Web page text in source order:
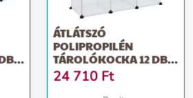
ÁTLÁTSZÓ
POLIPROPILÉN
TÁROLÓKOCKA 12 DB
KOCKÁVAL ÉS
AJTÓKKAL
24 710 Ft